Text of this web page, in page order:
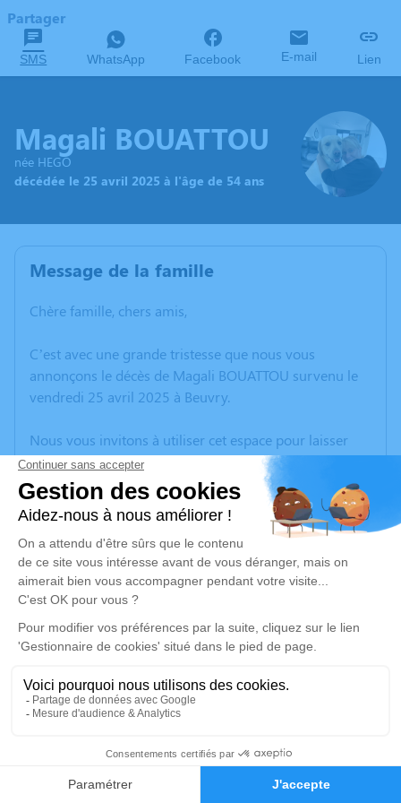
Faire-part Hommages
Partager
SMS WhatsApp Facebook E-mail Lien
Magali BOUATTOU
née HEGO
décédée le 25 avril 2025 à l'âge de 54 ans
Message de la famille
Chère famille, chers amis,
C’est avec une grande tristesse que nous vous
annonçons le décès de Magali BOUATTOU survenu le
vendredi 25 avril 2025 à Beuvry.
Nous vous invitons à utiliser cet espace pour laisser
vos condoléances, partager des photos souvenirs, une
anecdote ou exprimer vos pensées à travers des
poèmes ou des textes. Cet endroit est un lieu
d'expression dédié à honorer la mémoire de Magali
BOUATTOU.
Un service de plantation d’arbre hommage est
disponible ici.
Je rends hommage
Cérémonie religieuse
Église Saint Laurent de Richebourg
place du général de Gaulle